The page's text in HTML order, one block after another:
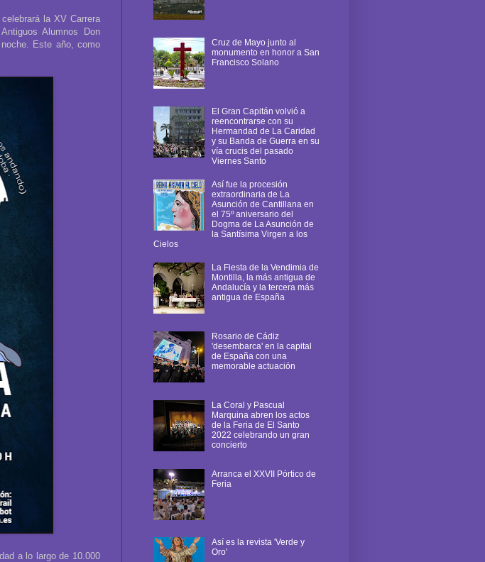
la XV Carrera
Alumnos Don
Este año, como
a lo largo de 10.000
Cruz de Mayo junto al
monumento en honor a San
Francisco Solano
El Gran Capitán volvió a
reencontrarse con su
Hermandad de La Caridad
y su Banda de Guerra en su
vía crucis del pasado
Viernes Santo
Así fue la procesión
extraordinaria de La
Asunción de Cantillana en
el 75º aniversario del
Dogma de La Asunción de
la Santísima Virgen a los
Cielos
La Fiesta de la Vendimia de
Montilla, la más antigua de
Andalucía y la tercera más
antigua de España
Rosario de Cádiz
'desembarca' en la capital
de España con una
memorable actuación
La Coral y Pascual
Marquina abren los actos
de la Feria de El Santo
2022 celebrando un gran
concierto
Arranca el XXVII Pórtico de
Feria
Así es la revista 'Verde y
Oro'